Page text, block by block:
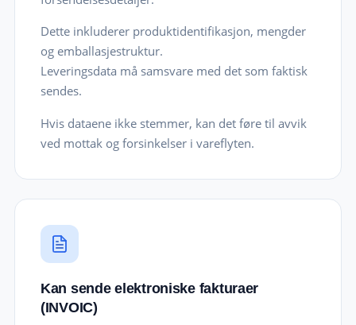
Dette inkluderer produktidentifikasjon, mengder
og emballasjestruktur.
Leveringsdata må samsvare med det som faktisk
sendes.
Hvis dataene ikke stemmer, kan det føre til avvik
ved mottak og forsinkelser i vareflyten.
Kan sende elektroniske fakturaer
(INVOIC)